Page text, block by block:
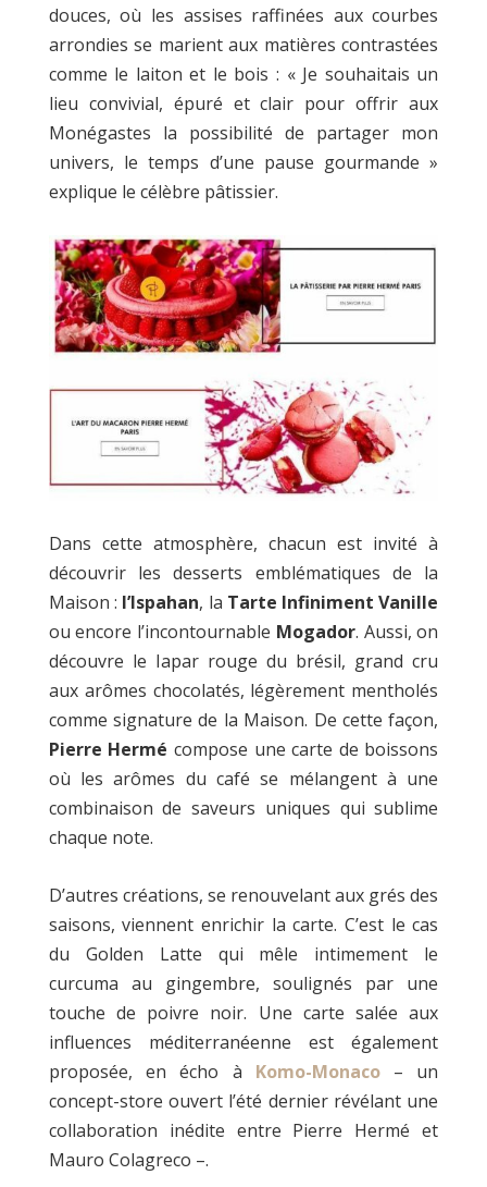
douces, où les assises raffinées aux courbes
arrondies se marient aux matières contrastées
comme le laiton et le bois : « Je souhaitais un
lieu convivial, épuré et clair pour offrir aux
Monégastes la possibilité de partager mon
univers, le temps d’une pause gourmande »
explique le célèbre pâtissier.
Dans cette atmosphère, chacun est invité à
découvrir les desserts emblématiques de la
Maison : l’Ispahan, la Tarte Infiniment Vanille
ou encore l’incontournable Mogador. Aussi, on
découvre le Iapar rouge du brésil, grand cru
aux arômes chocolatés, légèrement mentholés
comme signature de la Maison. De cette façon,
Pierre Hermé compose une carte de boissons
où les arômes du café se mélangent à une
combinaison de saveurs uniques qui sublime
chaque note.
D’autres créations, se renouvelant aux grés des
saisons, viennent enrichir la carte. C’est le cas
du Golden Latte qui mêle intimement le
curcuma au gingembre, soulignés par une
touche de poivre noir. Une carte salée aux
influences méditerranéenne est également
proposée, en écho à Komo-Monaco– un
concept-store ouvert l’été dernier révélant une
collaboration inédite entre Pierre Hermé et
Mauro Colagreco –.